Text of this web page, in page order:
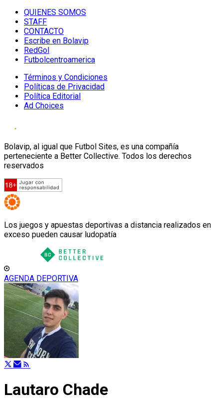
QUIENES SOMOS
STAFF
CONTACTO
Escribe en Bolavip
RedGol
Futbolcentroamerica
Términos y Condiciones
Políticas de Privacidad
Política Editorial
Ad Choices
Bolavip, al igual que Futbol Sites, es una compañía
perteneciente a Better Collective. Todos los derechos
reservados
Los juegos y apuestas deportivas a distancia realizados en
exceso pueden causar ludopatía
AGENDA DEPORTIVA
Lautaro Chade